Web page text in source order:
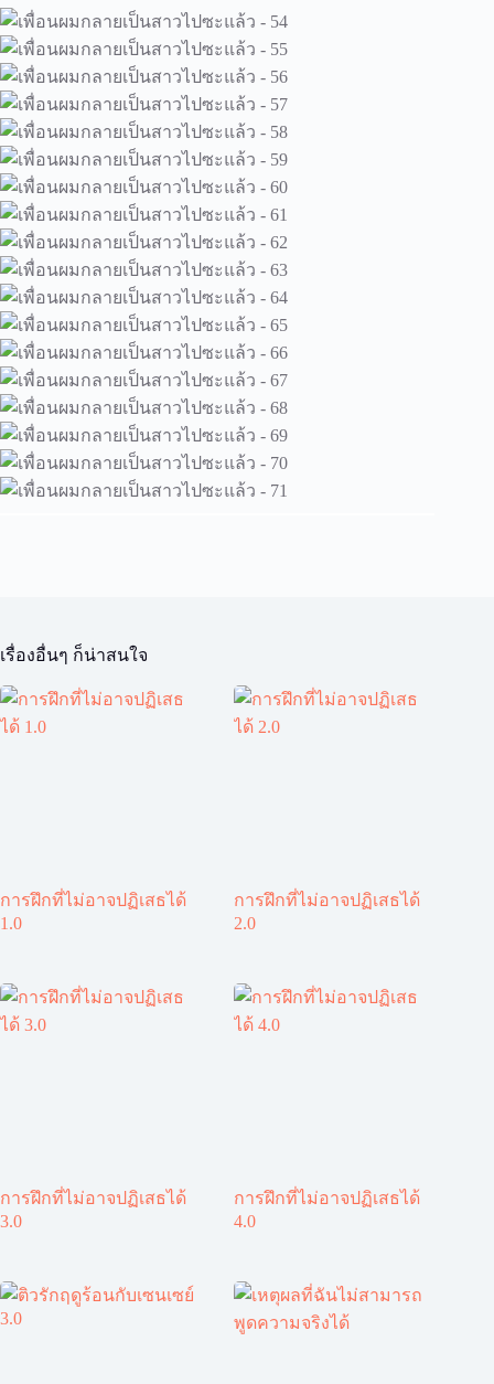
เรื่องอื่นๆ ก็น่าสนใจ
การฝึกที่ไม่อาจปฏิเสธได้
1.0
การฝึกที่ไม่อาจปฏิเสธได้
2.0
การฝึกที่ไม่อาจปฏิเสธได้
3.0
การฝึกที่ไม่อาจปฏิเสธได้
4.0